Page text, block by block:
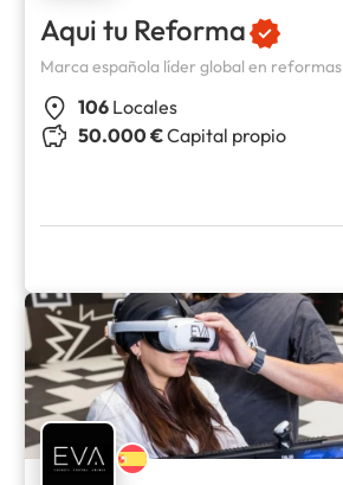
Aqui tu Reforma
Marca española líder global en reformas
106 Locales
50.000 €Capital propio